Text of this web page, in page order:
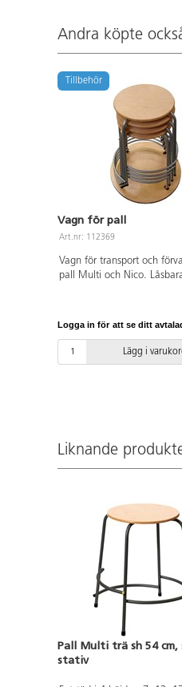
Andra köpte
Tillbehör
Vagn för pall
Art.nr: 112369
Vagn för transport och
pall Multi och Nico.
Logga in för att se ditt
Lägg i
Liknande
Pall Multi trä sh 54 cm,
stativ